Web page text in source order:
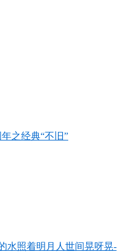
之经典“不旧”
水照着明月人世间晃呀晃-